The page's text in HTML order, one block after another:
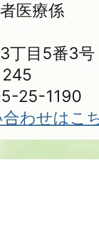
医療係
丁目5番3号
25-1190
わせはこ